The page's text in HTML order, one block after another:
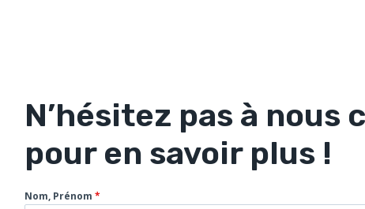
N’hésitez pas à nous
pour en savoir plus !
Nom, Prénom *